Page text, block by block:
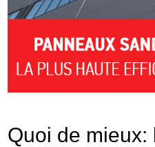
Quoi de mieux: